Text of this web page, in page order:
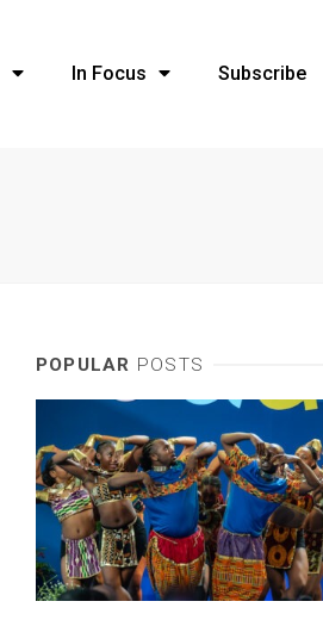
In Focus Subscribe
POPULAR POSTS